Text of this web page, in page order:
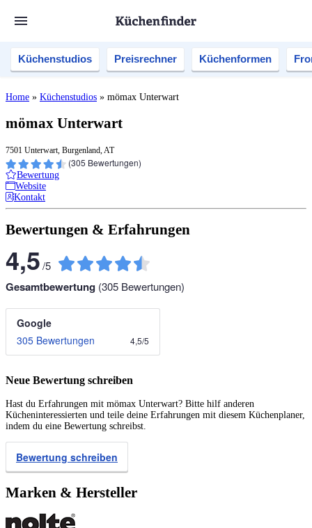
Küchenstudios Preisrechner Küchenformen
Home » Küchenstudios » mömax Unterwart
mömax Unterwart
7501 Unterwart, Burgenland, AT
(305 Bewertungen)
Bewertung
Website
Kontakt
Bewertungen & Erfahrungen
4,5/5
Gesamtbewertung (305 Bewertungen)
Google
305 Bewertungen
4,5/5
Neue Bewertung schreiben
Hast du Erfahrungen mit mömax Unterwart? Bitte hilf anderen
Kücheninteressierten und teile deine Erfahrungen mit diesem Küchenplaner,
indem du eine Bewertung schreibst.
Bewertung schreiben
Marken & Hersteller